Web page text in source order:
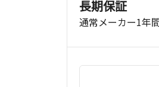
長期保証
通常メーカー1年